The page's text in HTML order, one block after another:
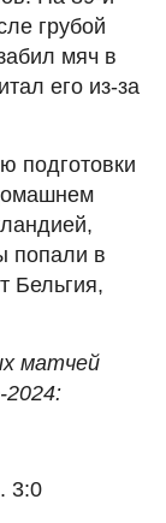
грубой
мяч в
его из-за
подготовки
попали в
Бельгия,
матчей
2024:
3:0